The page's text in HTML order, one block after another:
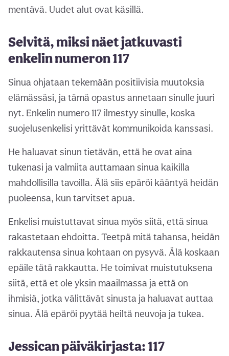
mentävä. Uudet alut ovat käsillä.
Selvitä, miksi näet jatkuvasti
enkelin numeron 117
Sinua ohjataan tekemään positiivisia muutoksia
elämässäsi, ja tämä opastus annetaan sinulle juuri
nyt. Enkelin numero 117 ilmestyy sinulle, koska
suojelusenkelisi yrittävät kommunikoida kanssasi.
He haluavat sinun tietävän, että he ovat aina
tukenasi ja valmiita auttamaan sinua kaikilla
mahdollisilla tavoilla. Älä siis epäröi kääntyä heidän
puoleensa, kun tarvitset apua.
Enkelisi muistuttavat sinua myös siitä, että sinua
rakastetaan ehdoitta. Teetpä mitä tahansa, heidän
rakkautensa sinua kohtaan on pysyvä. Älä koskaan
epäile tätä rakkautta. He toimivat muistutuksena
siitä, että et ole yksin maailmassa ja että on
ihmisiä, jotka välittävät sinusta ja haluavat auttaa
sinua. Älä epäröi pyytää heiltä neuvoja ja tukea.
Jessican päiväkirjasta: 117